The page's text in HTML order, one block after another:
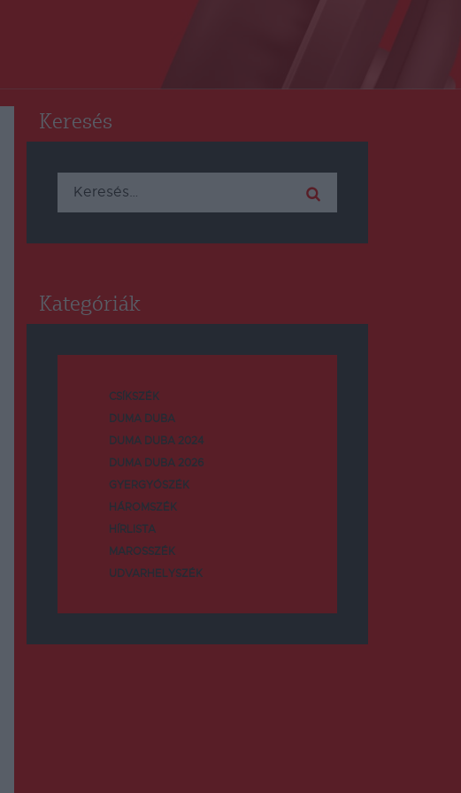
Keresés
Keresés:
Kategóriák
CSÍKSZÉK
DUMA DUBA
DUMA DUBA 2024
DUMA DUBA 2026
GYERGYÓSZÉK
HÁROMSZÉK
HÍRLISTA
MAROSSZÉK
UDVARHELYSZÉK